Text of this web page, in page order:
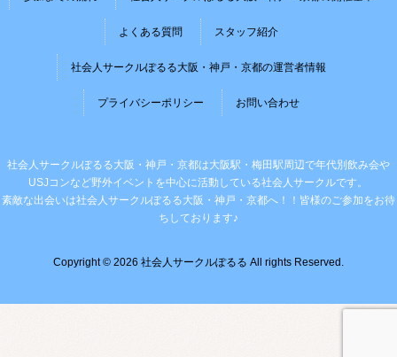
よくある質問 スタッフ紹介
社会人サークルぽるる大阪・神戸・京都の運営者情報
プライバシーポリシー お問い合わせ
社会人サークルぽるる大阪・神戸・京都は大阪駅・梅田駅周辺で年代別飲み会や
USJコンなど野外イベントを中心に活動している社会人サークルです。
素敵な出会いは社会人サークルぽるる大阪・神戸・京都へ！！皆様のご参加をお待
ちしております♪
Copyright © 2026 社会人サークルぽるる All rights Reserved.